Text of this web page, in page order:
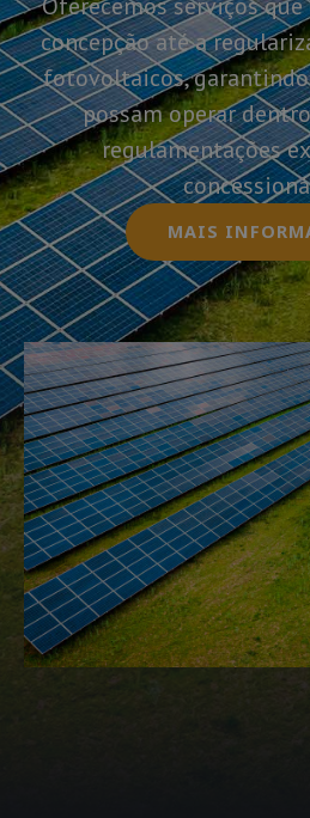
concepção até a
fotovoltaicos,
possam operar
regulamentações
MAIS